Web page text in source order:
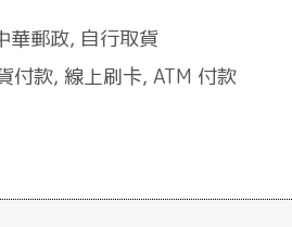
華郵政, 自行取貨
付款, 線上刷卡, ATM 付款